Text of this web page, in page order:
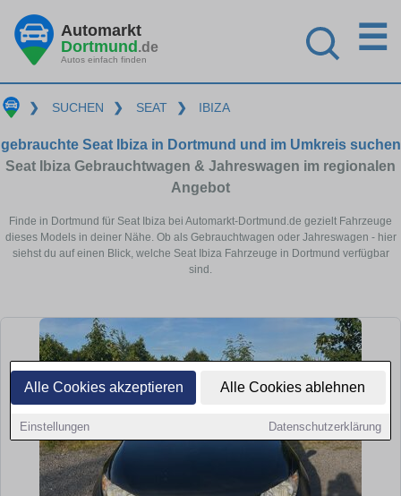
Alle Cookies akzeptieren Alle Cookies ablehnen
Einstellungen Datenschutzerklärung
Automarkt
Dortmund.de
Autos einfach finden
☰
❯ SUCHEN ❯ SEAT ❯ IBIZA
gebrauchte Seat Ibiza in Dortmund und im Umkreis suchen
Seat Ibiza Gebrauchtwagen & Jahreswagen im regionalen
Angebot
Finde in Dortmund für Seat Ibiza bei Automarkt-Dortmund.de gezielt Fahrzeuge
dieses Models in deiner Nähe. Ob als Gebrauchtwagen oder Jahreswagen - hier
siehst du auf einen Blick, welche Seat Ibiza Fahrzeuge in Dortmund verfügbar
sind.